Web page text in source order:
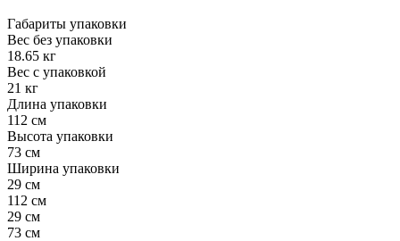
Габариты упаковки
Вес без упаковки
18.65 кг
Вес с упаковкой
21 кг
Длина упаковки
112 см
Высота упаковки
73 см
Ширина упаковки
29 см
112 см
29 см
73 см